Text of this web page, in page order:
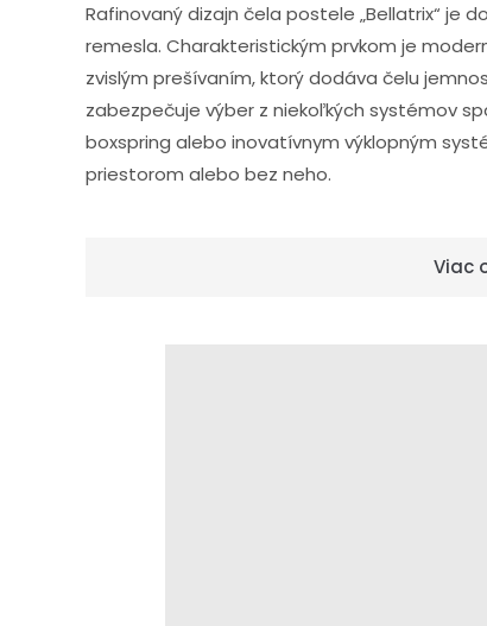
Rafinovaný dizajn čela postele „Bellatrix“ je
remesla. Charakteristickým prvkom je
zvislým prešívaním, ktorý dodáva čelu
zabezpečuje výber z niekoľkých systémov
boxspring alebo inovatívnym výklopným
priestorom alebo bez neho.
Viac